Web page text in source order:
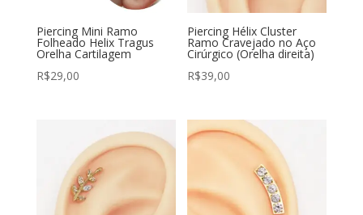
Piercing Mini Ramo
Folheado Helix Tragus
Orelha Cartilagem
R$29,00
Piercing Hélix Cluster
Ramo Cravejado no Aço
Cirúrgico (Orelha direita)
R$39,00